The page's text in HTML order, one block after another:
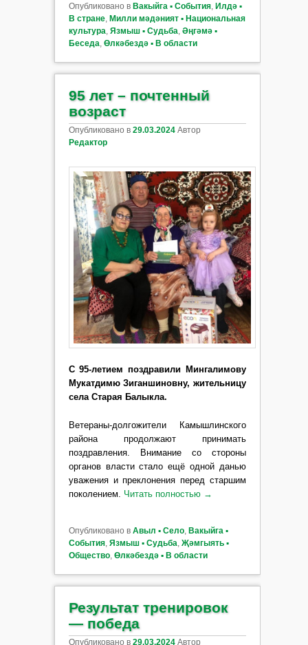
Опубликовано в Вакыйга ▪ События, Илдә ▪
В стране, Милли мәдәният ▪ Национальная
культура Язмыш ▪ Судьба Әңгәмә ▪
Беседа Өлкәбездә ▪ В области
95 лет – почтенный
возраст
Опубликовано в 29.03.2024 Автор
Редактор
С 95-летием поздравили Мингалимову
Мукатдимю Зиганшиновну, жительницу
села Старая Балыкла.
Ветераны-долгожители Камышлинского
района продолжают принимать
поздравления. Внимание со стороны
органов власти стало ещё одной данью
уважения и преклонения перед старшим
поколением. Читать полностью →
Опубликовано в Авыл ▪ Село, Вакыйга ▪
События, Язмыш ▪ Судьба, Җәмгыять ▪
Общество, Өлкәбездә ▪ В области
Результат тренировок
— победа
Опубликовано в 29.03.2024 Автор